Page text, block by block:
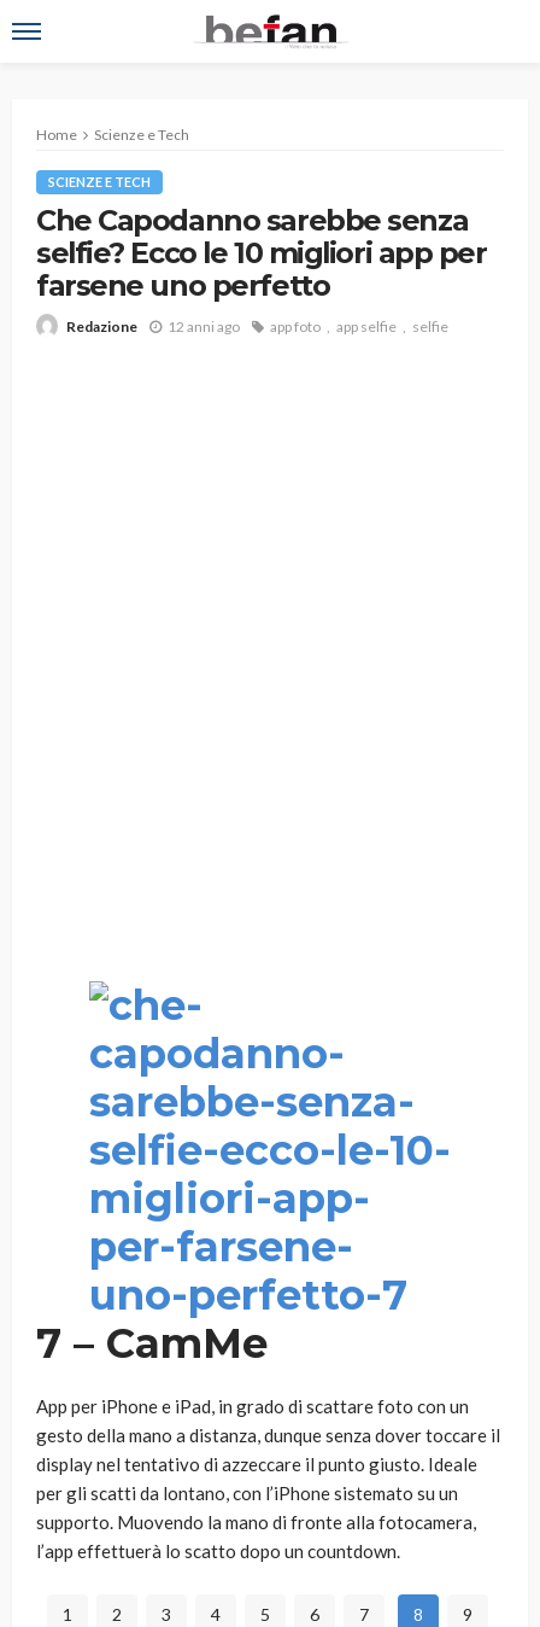
Home Scienze e Tech
SCIENZE E TECH
Che Capodanno sarebbe senza
selfie? Ecco le 10 migliori app per
farsene uno perfetto
Redazione 12 anni ago app foto app selfie selfie
7 – CamMe
App per iPhone e iPad, in grado di scattare foto con un
gesto della mano a distanza, dunque senza dover toccare il
display nel tentativo di azzeccare il punto giusto. Ideale
per gli scatti da lontano, con l’iPhone sistemato su un
supporto. Muovendo la mano di fronte alla fotocamera,
l’app effettuerà lo scatto dopo un countdown.
1 2 3 4 5 6 7 8 9